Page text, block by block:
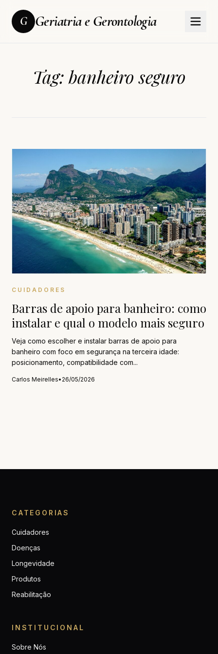
G Geriatria e Gerontologia
Tag: banheiro seguro
CUIDADORES
Barras de apoio para banheiro: como
instalar e qual o modelo mais seguro
Veja como escolher e instalar barras de apoio para
banheiro com foco em segurança na terceira idade:
posicionamento, compatibilidade com...
Carlos Meirelles• 26/05/2026
CATEGORIAS
Cuidadores
Doenças
Longevidade
Produtos
Reabilitação
INSTITUCIONAL
Sobre Nós